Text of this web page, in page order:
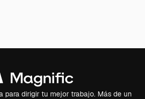
para dirigir tu mejor trabajo. Más de un